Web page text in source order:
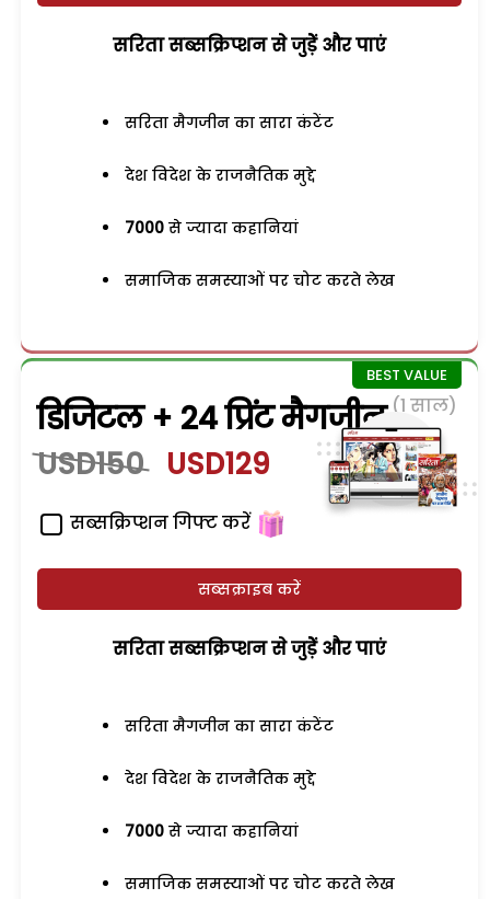
सरिता सब्सक्रिप्शन से जुड़ेें और पाएं
सरिता मैगजीन का सारा कंटेंट
देश विदेश के राजनैतिक मुद्दे
7000 से ज्यादा कहानियां
समाजिक समस्याओं पर चोट करते लेख
डिजिटल + 24 प्रिंट मैगजीन (1 साल)
USD150 USD129
सब्सक्रिप्शन गिफ्ट करें
सब्सक्राइब करें
सरिता सब्सक्रिप्शन से जुड़ेें और पाएं
सरिता मैगजीन का सारा कंटेंट
देश विदेश के राजनैतिक मुद्दे
7000 से ज्यादा कहानियां
समाजिक समस्याओं पर चोट करते लेख